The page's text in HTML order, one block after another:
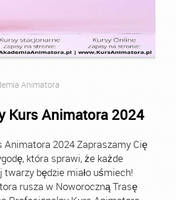
Animatora
Kurs Animatora 2024
Animatora 2024 Zapraszamy Cię
która sprawi, że każde
twarzy będzie miało uśmiech!
rusza w Noworoczną Trasę